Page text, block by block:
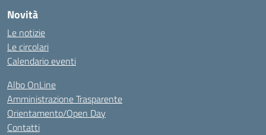
Novità
Le notizie
Le circolari
Calendario eventi
Albo OnLine
Amministrazione Trasparente
Orientamento/Open Day
Contatti